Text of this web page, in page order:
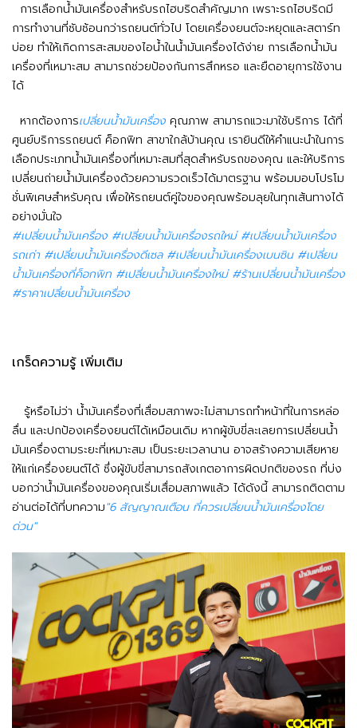
การเลือกน้ำมันเครื่องสำหรับรถไฮบริดสำคัญมาก เพราะรถไฮบริดมี
การทำงานที่ซับซ้อนกว่ารถยนต์ทั่วไป โดยเครื่องยนต์จะหยุดและสตาร์ท
บ่อย ทำให้เกิดการสะสมของไอน้ำในน้ำมันเครื่องได้ง่าย การเลือกน้ำมัน
เครื่องที่เหมาะสม สามารถช่วยป้องกันการสึกหรอ และยืดอายุการใช้งาน
ได้
หากต้องการเปลี่ยนน้ํามันเครื่อง คุณภาพ สามารถแวะมาใช้บริการ ได้ที่
ศูนย์บริการรถยนต์ ค็อกพิท สาขาใกล้บ้านคุณ เรายินดีให้คำแนะนำในการ
เลือกประเภทน้ำมันเครื่องที่เหมาะสมที่สุดสำหรับรถของคุณ และให้บริการ
เปลี่ยนถ่ายน้ำมันเครื่องด้วยความรวดเร็วได้มาตรฐาน พร้อมมอบโปรโม
ชั่นพิเศษสำหรับคุณ เพื่อให้รถยนต์คู่ใจของคุณพร้อมลุยในทุกเส้นทางได้
อย่างมั่นใจ
#เปลี่ยนน้ํามันเครื่อง #เปลี่ยนน้ํามันเครื่องรถใหม่ #เปลี่ยนน้ํามันเครื่อง
รถเก่า #เปลี่ยนน้ํามันเครื่องดีเซล #เปลี่ยนน้ํามันเครื่องเบนซิน #เปลี่ยน
น้ํามันเครื่องที่ค็อกพิท #เปลี่ยนน้ํามันเครื่องใหม่ #ร้านเปลี่ยนน้ํามันเครื่อง
#ราคาเปลี่ยนน้ํามันเครื่อง
เกร็ดความรู้ เพิ่มเติม
รู้หรือไม่ว่า น้ำมันเครื่องที่เสื่อมสภาพจะไม่สามารถทำหน้าที่ในการหล่อ
ลื่น และปกป้องเครื่องยนต์ได้เหมือนเดิม หากผู้ขับขี่ละเลยการเปลี่ยนน้ํา
มันเครื่องตามระยะที่เหมาะสม เป็นระยะเวลานาน อาจสร้างความเสียหาย
ให้แก่เครื่องยนต์ได้ ซึ่งผู้ขับขี่สามารถสังเกตอาการผิดปกติของรถ ที่บ่ง
บอกว่าน้ำมันเครื่องของคุณเริ่มเสื่อมสภาพแล้ว ได้ดังนี้ สามารถติดตาม
อ่านต่อได้ที่บทความ"6 สัญญาณเตือน ที่ควรเปลี่ยนน้ํามันเครื่องโดย
ด่วน"